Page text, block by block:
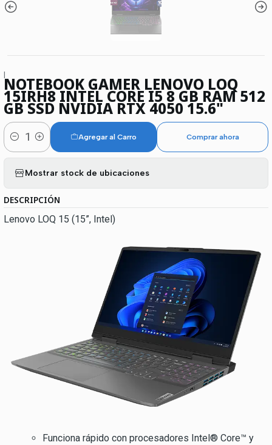
|NOTEBOOK GAMER LENOVO LOQ
15IRH8 INTEL CORE I5 8 GB RAM 512
GB SSD NVIDIA RTX 4050 15.6"
Cantidad
Agregar al Carro Comprar ahora
Mostrar stock de ubicaciones
DESCRIPCIÓN
Lenovo LOQ 15 (15”, Intel)
Funciona rápido con procesadores Intel® Core™ y